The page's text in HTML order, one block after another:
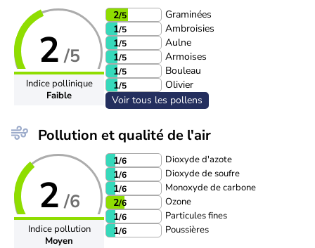
2 /5
Indice pollinique
Faible
2/5
Graminées
1/5
Ambroisies
1/5
Aulne
1/5
Armoises
1/5
Bouleau
1/5
Olivier
Voir tous les pollens
Pollution et qualité de l'air
2 /6
Indice pollution
Moyen
1/6 Dioxyde d'azote
1/6 Dioxyde de soufre
1/6 Monoxyde de carbone
2/6 Ozone
1/6 Particules fines
1/6 Poussières